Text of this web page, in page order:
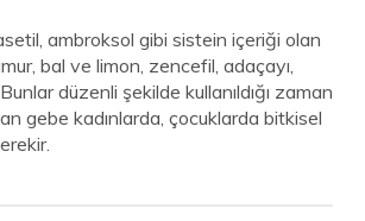
ambroksol gibi sistein içeriği olan
bal ve limon, zencefil, adaçayı,
düzenli şekilde kullanıldığı zaman
gebe kadınlarda, çocuklarda bitkisel